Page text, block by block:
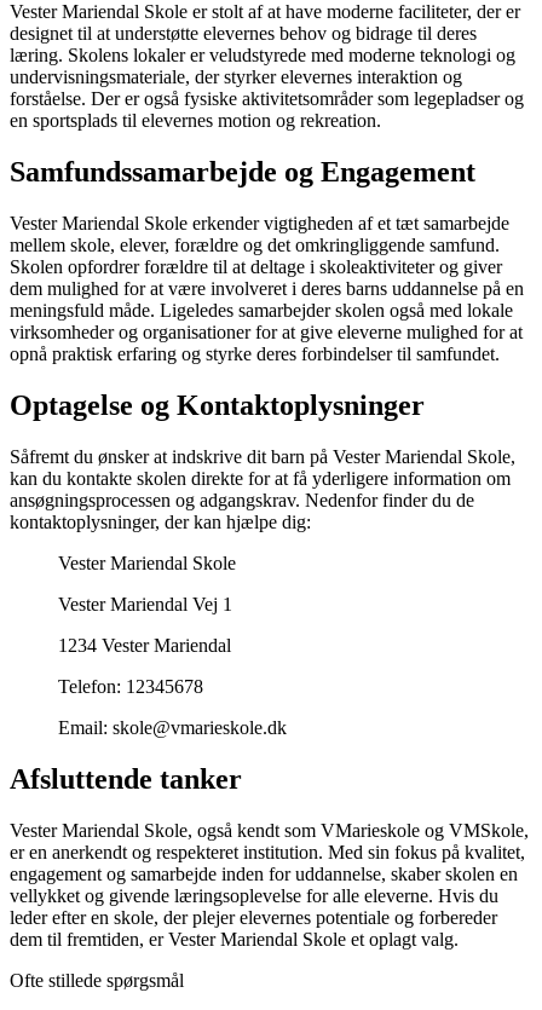
Vester Mariendal Skole er stolt af at have moderne faciliteter, der er
designet til at understøtte elevernes behov og bidrage til deres
læring. Skolens lokaler er veludstyrede med moderne teknologi og
undervisningsmateriale, der styrker elevernes interaktion og
forståelse. Der er også fysiske aktivitetsområder som legepladser og
en sportsplads til elevernes motion og rekreation.
Samfundssamarbejde og Engagement
Vester Mariendal Skole erkender vigtigheden af et tæt samarbejde
mellem skole, elever, forældre og det omkringliggende samfund.
Skolen opfordrer forældre til at deltage i skoleaktiviteter og giver
dem mulighed for at være involveret i deres barns uddannelse på en
meningsfuld måde. Ligeledes samarbejder skolen også med lokale
virksomheder og organisationer for at give eleverne mulighed for at
opnå praktisk erfaring og styrke deres forbindelser til samfundet.
Optagelse og Kontaktoplysninger
Såfremt du ønsker at indskrive dit barn på Vester Mariendal Skole,
kan du kontakte skolen direkte for at få yderligere information om
ansøgningsprocessen og adgangskrav. Nedenfor finder du de
kontaktoplysninger, der kan hjælpe dig:
Vester Mariendal Skole
Vester Mariendal Vej 1
1234 Vester Mariendal
Telefon: 12345678
Email: skole@vmarieskole.dk
Afsluttende tanker
Vester Mariendal Skole, også kendt som VMarieskole og VMSkole,
er en anerkendt og respekteret institution. Med sin fokus på kvalitet,
engagement og samarbejde inden for uddannelse, skaber skolen en
vellykket og givende læringsoplevelse for alle eleverne. Hvis du
leder efter en skole, der plejer elevernes potentiale og forbereder
dem til fremtiden, er Vester Mariendal Skole et oplagt valg.
Ofte stillede spørgsmål